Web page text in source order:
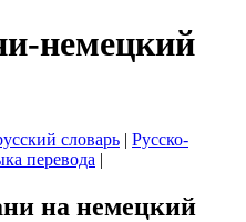
немецкий
словарь | Русско-
перевода |
на немецкий